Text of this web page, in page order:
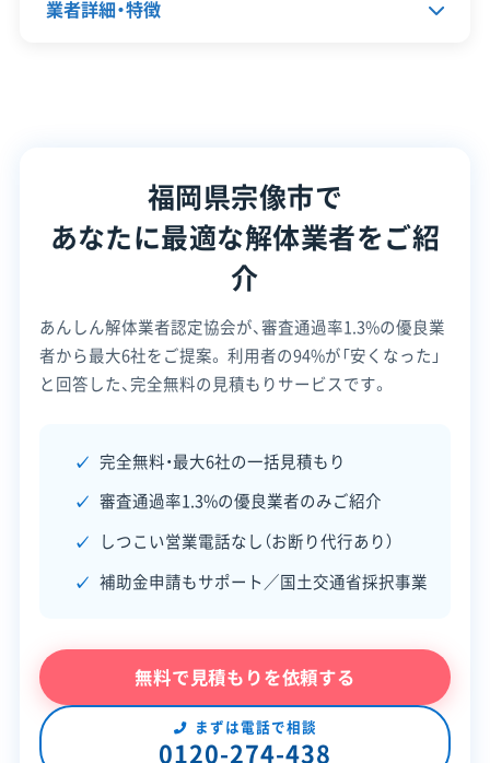
そのままでは持ち込めず、現場でチェーンソーなど
加えて、コンクリート殻や瓦、土砂などはこの施設
では受け入れていないため、別の民間処分場へ運ぶ
必要があります。費用を抑えるには、解体時に廃棄
物を混ぜずに品目ごとにきれいに分ける「分別解
体」の技術力が業者に求められます。
（大島・地島）での台船手配や世界遺
産関連の規制といった特有の課題
を理解することが大切です。また、
補助金制度が市のまちづくりと連
独自ルールも踏まえた上で、これら
の地域事情に詳しい業者を選ぶこ
とが成功の鍵です。
顧客対
自社ホームページ
無料見積もり
不要品買取
滅失登記
建設リサイクル届
近隣挨拶
SNS 土対応
業者詳細・特徴
2006年3月
資本金 -
0120-666-477
営業時間 9:00～19:00
営業日 月・火・水・木・金・土
建物構造
外構工事業
SNS SNSを見る
この解体業者の特徴
福岡県宗像市で
あなたに最適な解体業者をご紹
介
あんしん解体業者認定協会が、審査通過率1.3%の優良業
者から最大6社をご提案。 利用者の94%が「安くなった」
と回答した、完全無料の見積もりサービスです。
完全無料・最大6社の一括見積もり
審査通過率1.3%の優良業者のみご紹介
しつこい営業電話なし（お断り代行あり）
補助金申請もサポート／国土交通省採択事業
無料で見積もりを依頼する
まずは電話で相談
0120-274-438